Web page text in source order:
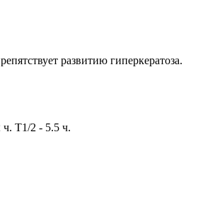
развитию гиперкератоза.
ч. T1/2 - 5.5 ч.